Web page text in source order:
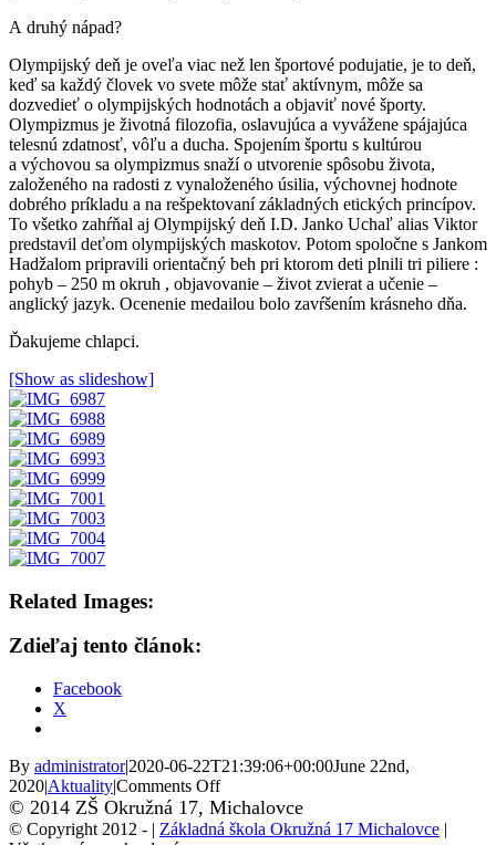
A druhý nápad?
Olympijský deň je oveľa viac než len športové podujatie, je to deň,
keď sa každý človek vo svete môže stať aktívnym, môže sa
dozvedieť o olympijských hodnotách a objaviť nové športy.
Olympizmus je životná filozofia, oslavujúca a vyvážene spájajúca
telesnú zdatnosť, vôľu a ducha. Spojením športu s kultúrou
a výchovou sa olympizmus snaží o utvorenie spôsobu života,
založeného na radosti z vynaloženého úsilia, výchovnej hodnote
dobrého príkladu a na rešpektovaní základných etických princípov.
To všetko zahŕňal aj Olympijský deň I.D. Janko Uchaľ alias Viktor
predstavil deťom olympijských maskotov. Potom spoločne s Jankom
Hadžalom pripravili orientačný beh pri ktorom deti plnili tri piliere :
pohyb – 250 m okruh , objavovanie – život zvierat a učenie –
anglický jazyk. Ocenenie medailou bolo zavŕšením krásneho dňa.
Ďakujeme chlapci.
[Show as slideshow]
Related Images:
Zdieľaj tento článok:
Facebook
X
By administrator|2020-06-22T21:39:06+00:00June 22nd,
2020|Aktuality|Comments Offon
Keď
sa
© 2014 ZŠ Okružná 17, Michalovce
© Copyright 2012 - | Základná škola Okružná 17 Michalovce |